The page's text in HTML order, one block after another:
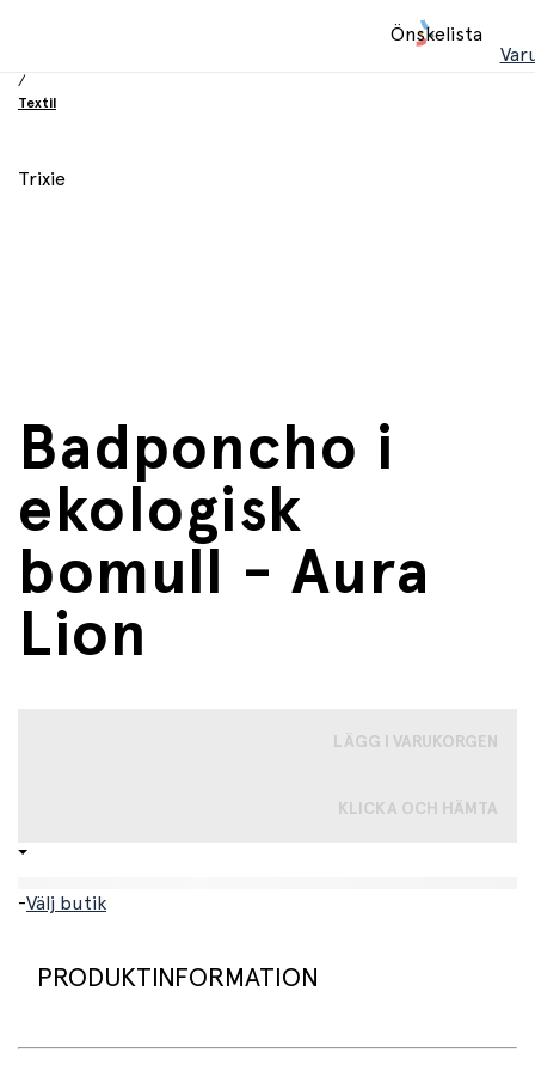
Önskelista
/
Textil
Trixie
Badponcho i
ekologisk
bomull - Aura
Lion
LÄGG I VARUKORGEN
KLICKA OCH HÄMTA
-Välj butik
PRODUKTINFORMATION